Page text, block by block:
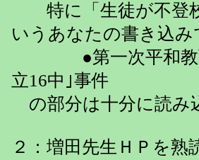
特に「生徒が不登
いうあなたの書き込み
●第一次平和教育
立16中｣事件
の部分は十分に読み
２：増田先生ＨＰを